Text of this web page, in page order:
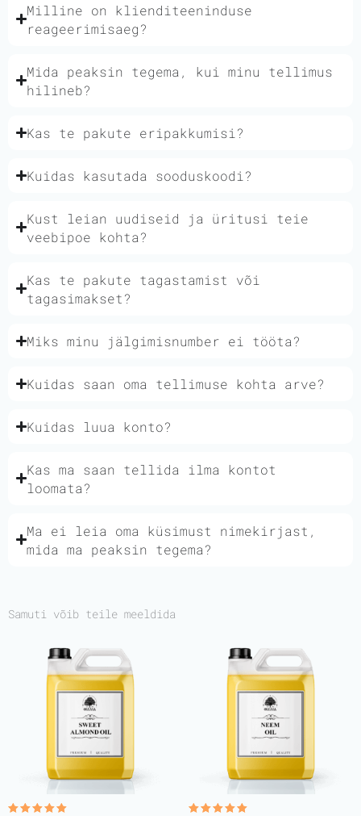
Milline on klienditeeninduse
reageerimisaeg?
Mida peaksin tegema, kui minu tellimus
hilineb?
Kas te pakute eripakkumisi?
Kuidas kasutada sooduskoodi?
Kust leian uudiseid ja üritusi teie
veebipoe kohta?
Kas te pakute tagastamist või
tagasimakset?
Miks minu jälgimisnumber ei tööta?
Kuidas saan oma tellimuse kohta arve?
Kuidas luua konto?
Kas ma saan tellida ilma kontot
loomata?
Ma ei leia oma küsimust nimekirjast,
mida ma peaksin tegema?
Samuti võib teile meeldida